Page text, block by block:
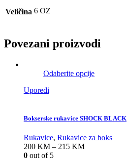
Veličina 6 OZ
Povezani proizvodi
Odaberite opcije
Uporedi
Bokserske rukavice SHOCK BLACK
Rukavice, Rukavice za boks
200 KM – 215 KM
0 out of 5